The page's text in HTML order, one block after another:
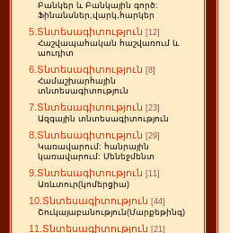
Բանկեր և Բանկային գործ:
Ֆինանսներ,վարկ,հարկեր
5.Տնտեսագիտություն [12]
Հաշվապահական հաշվառում և
աուդիտ
6.Տնտեսագիտություն [8]
Համաշխարհային
տնտեսագիտություն
7.Տնտեսագիտություն [23]
Ազգային տնտեսագիտություն
8.Տնտեսագիտություն [29]
Կառավարում: հանրային
կառավարում: Մենեջմենտ
9.Տնտեսագիտություն [11]
Առևտուր(կոմերցիա)
10.Տնտեսագիտություն [44]
Շուկայաբանություն(Մարքեթինգ)
11.Տնտեսագիտություն [21]